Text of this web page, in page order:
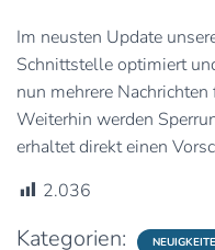
Im neusten Update
Schnittstelle optimiert
nun mehrere
Weiterhin werden
erhaltet direkt einen
2.036
Kategorien: